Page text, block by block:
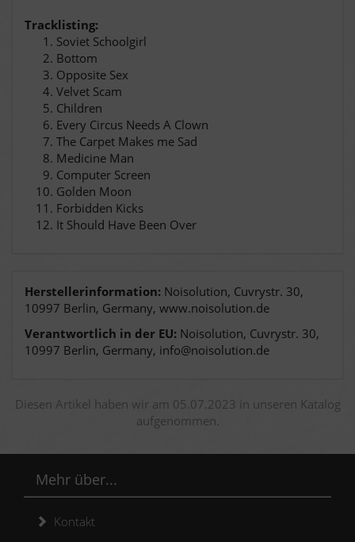
Tracklisting:
Soviet Schoolgirl
Bottom
Opposite Sex
Velvet Scam
Children
Every Circus Needs A Clown
The Carpet Makes me Sad
Medicine Man
Computer Screen
Golden Moon
Forbidden Kicks
It Should Have Been Over
Herstellerinformation: Noisolution, Cuvrystr. 30,
10997 Berlin, Germany, www.noisolution.de
Verantwortlich in der EU: Noisolution, Cuvrystr. 30,
10997 Berlin, Germany, info@noisolution.de
Diesen Artikel haben wir am 05.07.2023 in unseren Katalog
aufgenommen.
Mehr über...
Kontakt